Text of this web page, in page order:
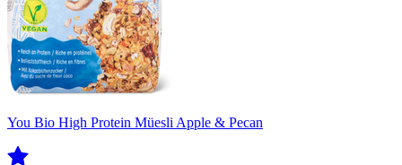
You Bio High Protein Müesli Apple & Pecan